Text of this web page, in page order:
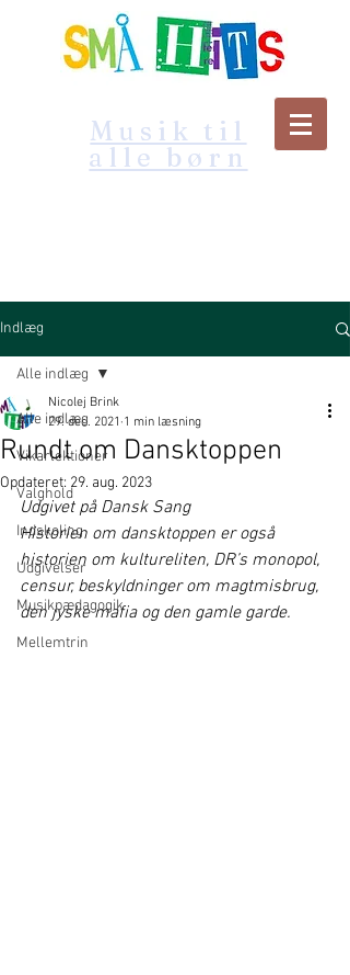
Musik til
alle børn
Indlæg
Alle indlæg
Vikarlektioner
Valghold
Indskoling
Udgivelser
Musikpædagogik
Mellemtrin
Alle indlæg
Rundt om Dansktoppen
Nicolej Brink
29. dec. 2021 1 min læsning
Opdateret: 29. aug. 2023
Udgivet på Dansk Sang
Historien om dansktoppen er også
historien om kultureliten, DR’s monopol,
censur, beskyldninger om magtmisbrug,
den jyske mafia og den gamle garde.